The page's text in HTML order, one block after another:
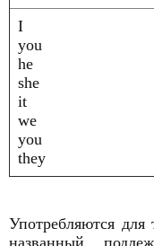
I
you
he
she
it
we
you
they
Употребляются для
названный